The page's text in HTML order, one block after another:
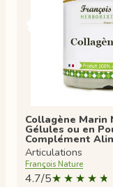
Collagène Marin
Gélules ou en
Complément
Articulations
François Nature
4.7/5